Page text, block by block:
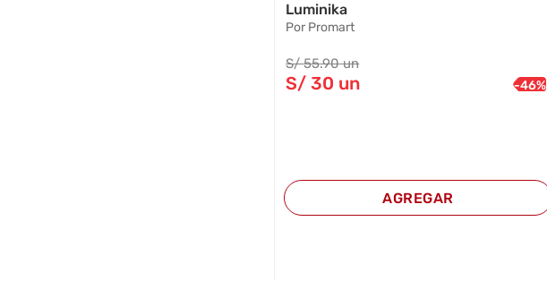
Luminika
Por Promart
S/55.90 un
S/30 un -46%
AGREGAR